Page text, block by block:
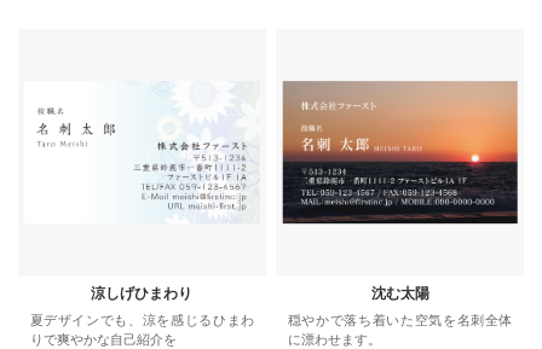
涼しげひまわり
夏デザインでも、涼を感じるひまわ
りで爽やかな自己紹介を
沈む太陽
穏やかで落ち着いた空気を名刺全体
に漂わせます。